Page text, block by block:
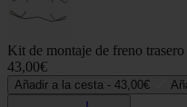
Kit de montaje de freno
43,00€
Añadir a la cesta - 43,00€